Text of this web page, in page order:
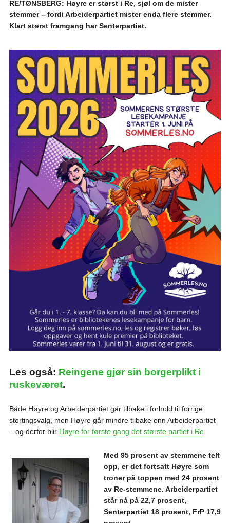
RE/TØNSBERG: Høyre er størst i Re, sjøl om de mister
stemmer – fordi Arbeiderpartiet mister enda flere stemmer.
Klart størst framgang har Senterpartiet.
Les også: Reingene gjør sin borgerplikt i
ruskeværet.
Både Høyre og Arbeiderpartiet går tilbake i forhold til forrige
stortingsvalg, men Høyre går mindre tilbake enn Arbeiderpartiet
– og derfor blir Høyre for første gang det største partiet i Re.
Med 95 prosent av stemmene telt
opp, er det fortsatt Høyre som
troner på toppen med 24 prosent
av Re-stemmene. Arbeiderpartiet
står nå på 22,7 prosent,
Senterpartiet 18 prosent, FrP 17,9